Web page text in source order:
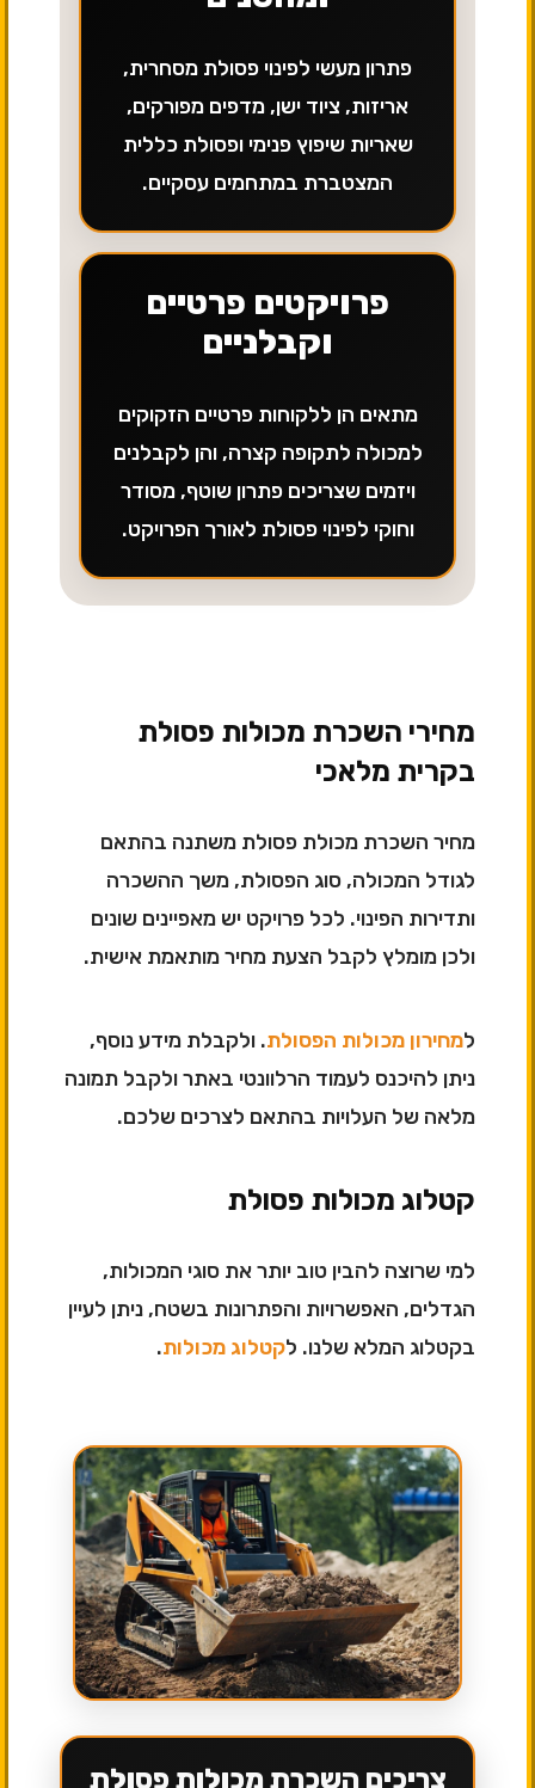
פתרון מעשי לפינוי פסולת מסחרית,
אריזות, ציוד ישן, מדפים מפורקים,
שאריות שיפוץ פנימי ופסולת כללית
המצטברת במתחמים עסקיים.
פרויקטים פרטיים
וקבלניים
מתאים הן ללקוחות פרטיים הזקוקים
למכולה לתקופה קצרה, והן לקבלנים
ויזמים שצריכים פתרון שוטף, מסודר
וחוקי לפינוי פסולת לאורך הפרויקט.
מחירי השכרת מכולות פסולת
בקרית מלאכי
מחיר השכרת מכולת פסולת משתנה בהתאם
לגודל המכולה, סוג הפסולת, משך ההשכרה
ותדירות הפינוי. לכל פרויקט יש מאפיינים שונים
ולכן מומלץ לקבל הצעת מחיר מותאמת אישית.
למחירון מכולות הפסולת. ולקבלת מידע נוסף,
ניתן להיכנס לעמוד הרלוונטי באתר ולקבל תמונה
מלאה של העלויות בהתאם לצרכים שלכם.
קטלוג מכולות פסולת
למי שרוצה להבין טוב יותר את סוגי המכולות,
הגדלים, האפשרויות והפתרונות בשטח, ניתן לעיין
בקטלוג המלא שלנו. לקטלוג מכולות.
צריכים השכרת מכולות פסולת